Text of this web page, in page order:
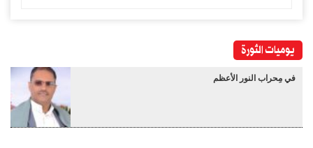
يوميات الثورة
في مِحراب النور الأعظم